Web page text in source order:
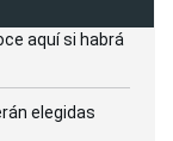
aquí si habrá
elegidas